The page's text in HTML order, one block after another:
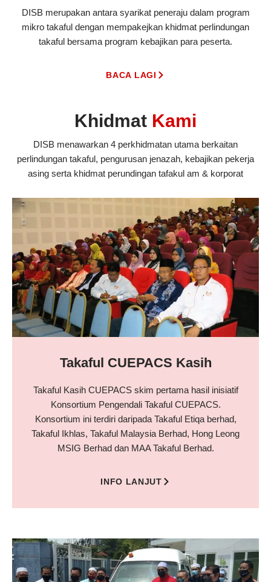
DISB merupakan antara syarikat peneraju dalam program
mikro takaful dengan mempakejkan khidmat perlindungan
takaful bersama program kebajikan para peserta.
BACA LAGI
Khidmat Kami
DISB menawarkan 4 perkhidmatan utama berkaitan
perlindungan takaful, pengurusan jenazah, kebajikan pekerja
asing serta khidmat perundingan tafakul am & korporat
Takaful CUEPACS Kasih
Takaful Kasih CUEPACS skim pertama hasil inisiatif
Konsortium Pengendali Takaful CUEPACS.
Konsortium ini terdiri daripada Takaful Etiqa berhad,
Takaful Ikhlas, Takaful Malaysia Berhad, Hong Leong
MSIG Berhad dan MAA Takaful Berhad.
INFO LANJUT